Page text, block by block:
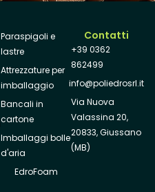
Paraspigoli e
lastre
Attrezzature per
imballaggio
Bancali in
cartone
Imballaggi bolle
d'aria
EdroFoam
Contatti
+39 0362
862499
info@poliedrosrl.it
Via Nuova
Valassina 20,
20833, Giussano
(MB)